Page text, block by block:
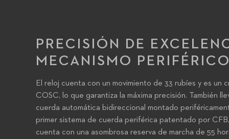
PRECISIÓN DE
MECANISMO PERIFÉRICO
El reloj cuenta con un movimiento de 33 rubíes y es un
COSC, lo que garantiza la máxima precisión. También
cuerda automática bidireccional montado
primer sistema de cuerda periférica patentado por
cuenta con una asombrosa reserva de marcha de 55